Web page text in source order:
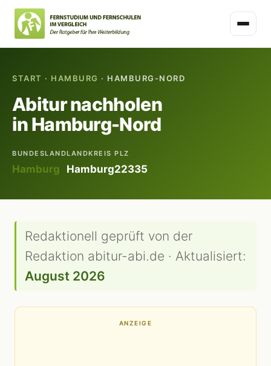
START · HAMBURG · HAMBURG-NORD
Abitur nachholen
in Hamburg-Nord
BUNDESLAND
Hamburg
LANDKREIS
Hamburg
PLZ
22335
Redaktionell geprüft von der
Redaktion abitur-abi.de · Aktualisiert:
August 2026
ANZEIGE